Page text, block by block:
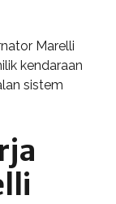
Marelli
kendaraan
sistem